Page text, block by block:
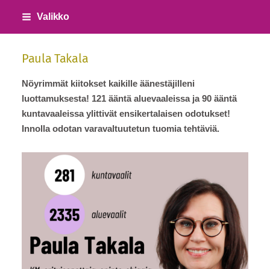
Siirry
Valikko
Paula Takala
Nöyrimmät kiitokset kaikille äänestäjilleni
luottamuksesta! 121 ääntä aluevaaleissa ja 90 ääntä
kuntavaaleissa ylittivät ensikertalaisen odotukset!
Innolla odotan varavaltuutetun tuomia tehtäviä.